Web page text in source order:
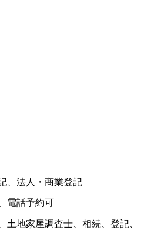
、法人・商業登記
電話予約可
土地家屋調査士、相続、登記、